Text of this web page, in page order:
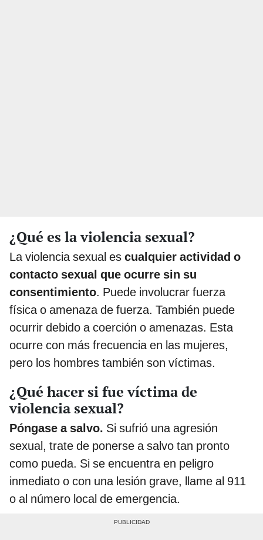
¿Qué es la violencia sexual?
La violencia sexual es cualquier actividad o
contacto sexual que ocurre sin su
consentimiento. Puede involucrar fuerza
física o amenaza de fuerza. También puede
ocurrir debido a coerción o amenazas. Esta
ocurre con más frecuencia en las mujeres,
pero los hombres también son víctimas.
¿Qué hacer si fue víctima de
violencia sexual?
Póngase a salvo. Si sufrió una agresión
sexual, trate de ponerse a salvo tan pronto
como pueda. Si se encuentra en peligro
inmediato o con una lesión grave, llame al 911
o al número local de emergencia.